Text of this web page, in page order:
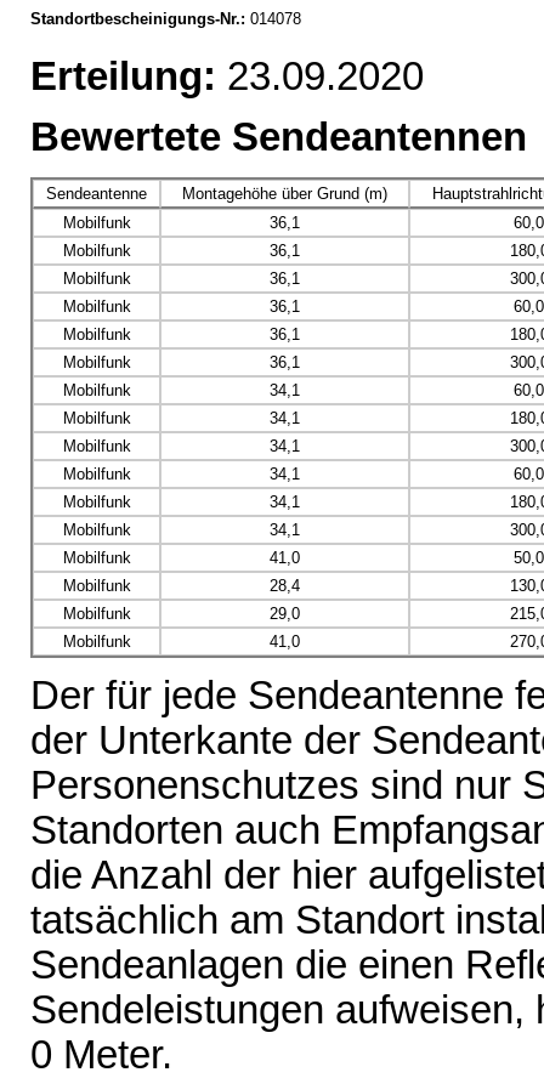
Standortbescheinigungs-Nr.: 014078
Erteilung: 23.09.2020
Bewertete Sendeantennen
Sendeantenne Montagehöhe über Grund (m)
Mobilfunk
36,1
Mobilfunk
36,1
Mobilfunk
36,1
Mobilfunk
36,1
Mobilfunk
36,1
Mobilfunk
36,1
Mobilfunk
34,1
Mobilfunk
34,1
Mobilfunk
34,1
Mobilfunk
34,1
Mobilfunk
34,1
Mobilfunk
34,1
Mobilfunk
41,0
Mobilfunk
28,4
Mobilfunk
29,0
Mobilfunk
41,0
Der für jede Sendeantenne
der Unterkante der
Personenschutzes sind nur
Standorten auch
die Anzahl der hier
tatsächlich am Standort
Sendeanlagen die einen
Sendeleistungen
0 Meter.